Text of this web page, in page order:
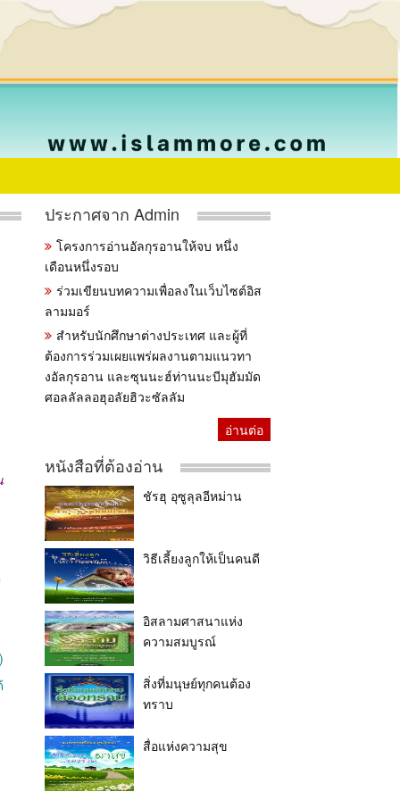
ประกาศจาก Admin
โครงการอ่านอัลกุรอานให้จบ หนึ่ง
เดือนหนึ่งรอบ
ร่วมเขียนบทความเพื่อลงในเว็บไซต์อิส
ลามมอร์
สำหรับนักศึกษาต่างประเทศ และผู้ที่
ต้องการร่วมเผยแพร่ผลงานตามแนวทา
งอัลกุรอาน และซุนนะฮ์ท่านนะบีมุฮัมมัด
ศอลลัลลอฮุอลัยฮิวะซัลลัม
อ่านต่อ
หนังสือที่ต้องอ่าน
ชัรฮุ อุซูลุลอีหม่าน
วิธีเลี้ยงลูกให้เป็นคนดี
อิสลามศาสนาแห่ง
ความสมบูรณ์
สิ่งที่มนุษย์ทุกคนต้อง
ทราบ
สื่อแห่งความสุข